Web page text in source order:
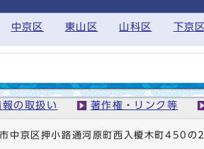
中京区 東山区 山科区 下京区
報の取扱い 著作権・リンク等
京区押小路通河原町西入榎木町450